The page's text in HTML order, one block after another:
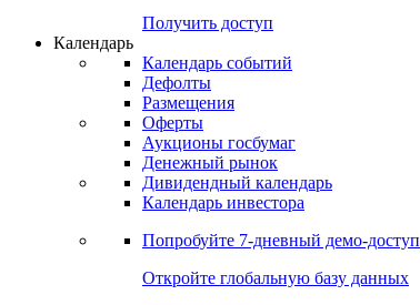
Получить доступ
Календарь
Календарь событий
Дефолты
Размещения
Оферты
Аукционы госбумаг
Денежный рынок
Дивидендный календарь
Календарь инвестора
Попробуйте 7-дневный демо-доступ
Откройте глобальную базу данных